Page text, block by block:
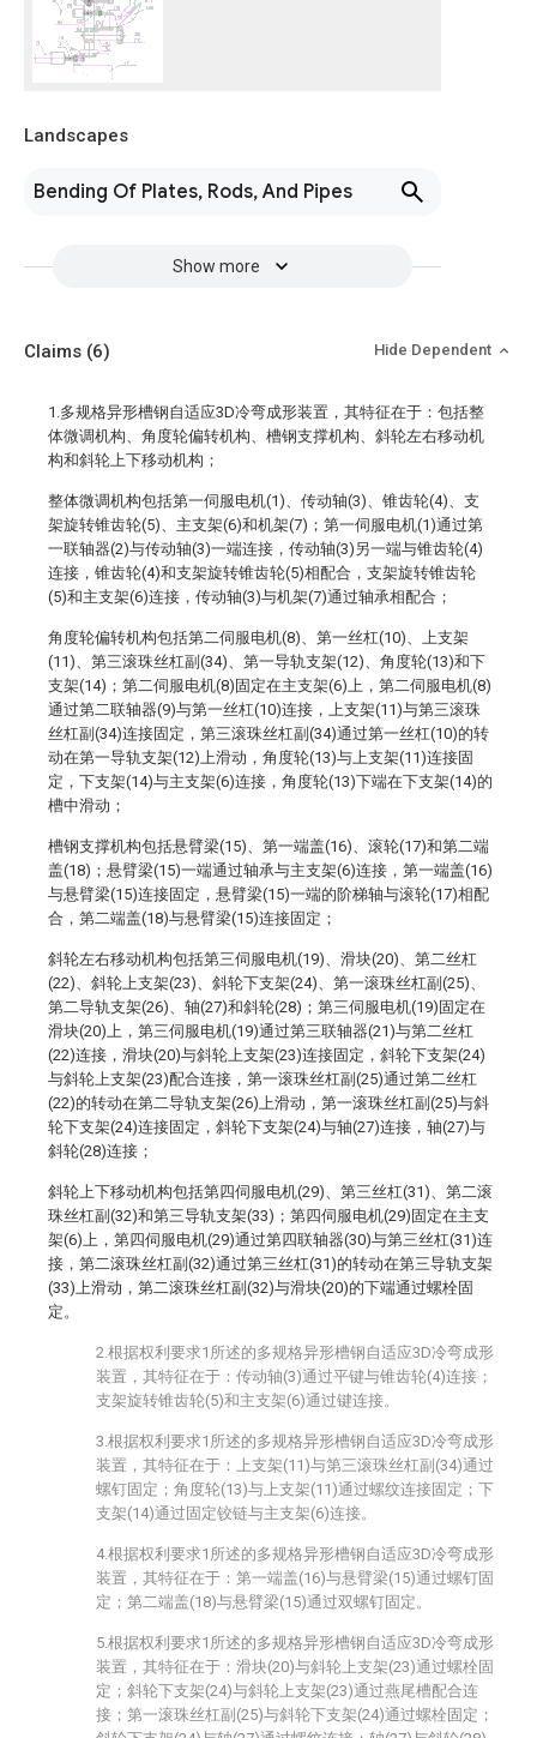
Landscapes
Bending Of Plates, Rods, And Pipes
Show more
Claims (6) Hide Dependent
1.多规格异形槽钢自适应3D冷弯成形装置，其特征在于：包括整
体微调机构、角度轮偏转机构、槽钢支撑机构、斜轮左右移动机
构和斜轮上下移动机构；
整体微调机构包括第一伺服电机(1)、传动轴(3)、锥齿轮(4)、支
架旋转锥齿轮(5)、主支架(6)和机架(7)；第一伺服电机(1)通过第
一联轴器(2)与传动轴(3)一端连接，传动轴(3)另一端与锥齿轮(4)
连接，锥齿轮(4)和支架旋转锥齿轮(5)相配合，支架旋转锥齿轮
(5)和主支架(6)连接，传动轴(3)与机架(7)通过轴承相配合；
角度轮偏转机构包括第二伺服电机(8)、第一丝杠(10)、上支架
(11)、第三滚珠丝杠副(34)、第一导轨支架(12)、角度轮(13)和下
支架(14)；第二伺服电机(8)固定在主支架(6)上，第二伺服电机(8)
通过第二联轴器(9)与第一丝杠(10)连接，上支架(11)与第三滚珠
丝杠副(34)连接固定，第三滚珠丝杠副(34)通过第一丝杠(10)的转
动在第一导轨支架(12)上滑动，角度轮(13)与上支架(11)连接固
定，下支架(14)与主支架(6)连接，角度轮(13)下端在下支架(14)的
槽中滑动；
槽钢支撑机构包括悬臂梁(15)、第一端盖(16)、滚轮(17)和第二端
盖(18)；悬臂梁(15)一端通过轴承与主支架(6)连接，第一端盖(16)
与悬臂梁(15)连接固定，悬臂梁(15)一端的阶梯轴与滚轮(17)相配
合，第二端盖(18)与悬臂梁(15)连接固定；
斜轮左右移动机构包括第三伺服电机(19)、滑块(20)、第二丝杠
(22)、斜轮上支架(23)、斜轮下支架(24)、第一滚珠丝杠副(25)、
第二导轨支架(26)、轴(27)和斜轮(28)；第三伺服电机(19)固定在
滑块(20)上，第三伺服电机(19)通过第三联轴器(21)与第二丝杠
(22)连接，滑块(20)与斜轮上支架(23)连接固定，斜轮下支架(24)
与斜轮上支架(23)配合连接，第一滚珠丝杠副(25)通过第二丝杠
(22)的转动在第二导轨支架(26)上滑动，第一滚珠丝杠副(25)与斜
轮下支架(24)连接固定，斜轮下支架(24)与轴(27)连接，轴(27)与
斜轮(28)连接；
斜轮上下移动机构包括第四伺服电机(29)、第三丝杠(31)、第二滚
珠丝杠副(32)和第三导轨支架(33)；第四伺服电机(29)固定在主支
架(6)上，第四伺服电机(29)通过第四联轴器(30)与第三丝杠(31)连
接，第二滚珠丝杠副(32)通过第三丝杠(31)的转动在第三导轨支架
(33)上滑动，第二滚珠丝杠副(32)与滑块(20)的下端通过螺栓固
定。
2.根据权利要求1所述的多规格异形槽钢自适应3D冷弯成形
装置，其特征在于：传动轴(3)通过平键与锥齿轮(4)连接；
支架旋转锥齿轮(5)和主支架(6)通过键连接。
3.根据权利要求1所述的多规格异形槽钢自适应3D冷弯成形
装置，其特征在于：上支架(11)与第三滚珠丝杠副(34)通过
螺钉固定；角度轮(13)与上支架(11)通过螺纹连接固定；下
支架(14)通过固定铰链与主支架(6)连接。
4.根据权利要求1所述的多规格异形槽钢自适应3D冷弯成形
装置，其特征在于：第一端盖(16)与悬臂梁(15)通过螺钉固
定；第二端盖(18)与悬臂梁(15)通过双螺钉固定。
5.根据权利要求1所述的多规格异形槽钢自适应3D冷弯成形
装置，其特征在于：滑块(20)与斜轮上支架(23)通过螺栓固
定；斜轮下支架(24)与斜轮上支架(23)通过燕尾槽配合连
接；第一滚珠丝杠副(25)与斜轮下支架(24)通过螺栓固定；